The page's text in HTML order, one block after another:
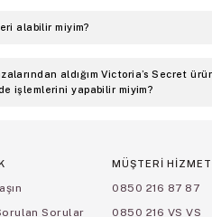
alabilir miyim?
aldığım Victoria’s Secret
işlemlerini yapabilir miyim?
Sorular
MÜŞTERİ
0850 216 87 87
0850 216 VS VS